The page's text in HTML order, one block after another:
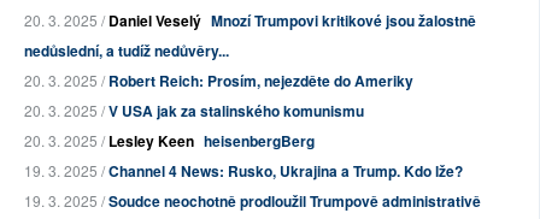
20. 3. 2025 /Daniel Veselý Mnozí Trumpovi kritikové jsou žalostně
nedůslední, a tudíž nedůvěry...
20. 3. 2025 /Robert Reich: Prosím, nejezděte do Ameriky
20. 3. 2025 /V USA jak za stalinského komunismu
20. 3. 2025 /Lesley Keen heisenbergBerg
19. 3. 2025 /Channel 4 News: Rusko, Ukrajina a Trump. Kdo lže?
19. 3. 2025 /Soudce neochotně prodloužil Trumpově administrativě